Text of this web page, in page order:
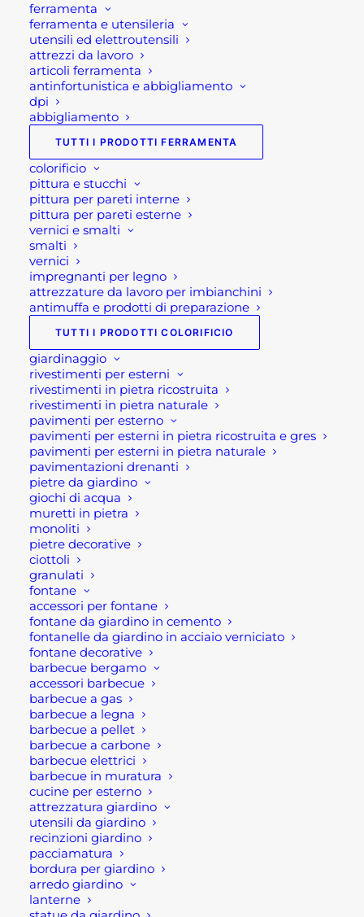
ferramenta
ferramenta e utensileria
utensili ed elettroutensili
attrezzi da lavoro
articoli ferramenta
antinfortunistica e abbigliamento
dpi
abbigliamento
TUTTI I PRODOTTI FERRAMENTA
colorificio
pittura e stucchi
pittura per pareti interne
pittura per pareti esterne
vernici e smalti
smalti
vernici
impregnanti per legno
attrezzature da lavoro per imbianchini
antimuffa e prodotti di preparazione
TUTTI I PRODOTTI COLORIFICIO
giardinaggio
rivestimenti per esterni
rivestimenti in pietra ricostruita
rivestimenti in pietra naturale
pavimenti per esterno
pavimenti per esterni in pietra ricostruita e gres
pavimenti per esterni in pietra naturale
pavimentazioni drenanti
pietre da giardino
giochi di acqua
muretti in pietra
monoliti
pietre decorative
ciottoli
granulati
fontane
accessori per fontane
fontane da giardino in cemento
fontanelle da giardino in acciaio verniciato
fontane decorative
barbecue bergamo
accessori barbecue
barbecue a gas
barbecue a legna
barbecue a pellet
barbecue a carbone
barbecue elettrici
barbecue in muratura
cucine per esterno
attrezzatura giardino
utensili da giardino
recinzioni giardino
pacciamatura
bordura per giardino
arredo giardino
lanterne
cui vengono elencati i “massimali
specifici di costo” per gli interventi di
riqualificazione energetica degli edifici .
Inoltre nulla è stato indicato circa le
modalità operative per accedere, in
luogo della detrazione, all’opzione dello
sconto in fattura e/o della cessione del
credito d’imposta. Questa infatti
rappresenta insieme alla detrazione del
110% il forte appeal di questa
agevolazione fiscale.
Le conferme
Il ministro del Mise, Patuanelli, ha
dunque confermato che all'interno del
testo c'è un rafforzamento delle
agevolazioni ecobonus e sismabonus,
ma esse valgono solo esclusivamente
per determinati interventi.
In particolare nel decreto Rilancio 2020,
c'è oltre all'aumento delle percentuali
delle detrazioni, Sismabonus e Ecobonus
al 110%. Nonchè la possibilità di usufruire
immediatamente dello sconto fiscale
con lo sconto in fattura e lo sconto del
credito.
A chi spetta e quali
immobili riguarda?
Si evince anche che la sfera di possibili
fruitori vi di queste opportunità fiscale si
è notevolmente ampliata. Infatti il
legislatore eliminando il riferimento al
solo immobile “abitazione principale”, ha
inserito anche le seconde case, le unità
“plurifamiliari” (es. le villette a schiera) e i
condomìni.
Però è importante sottolineare che per
le persone fisiche vi è il numero
massimo di 2 unità immobiliari